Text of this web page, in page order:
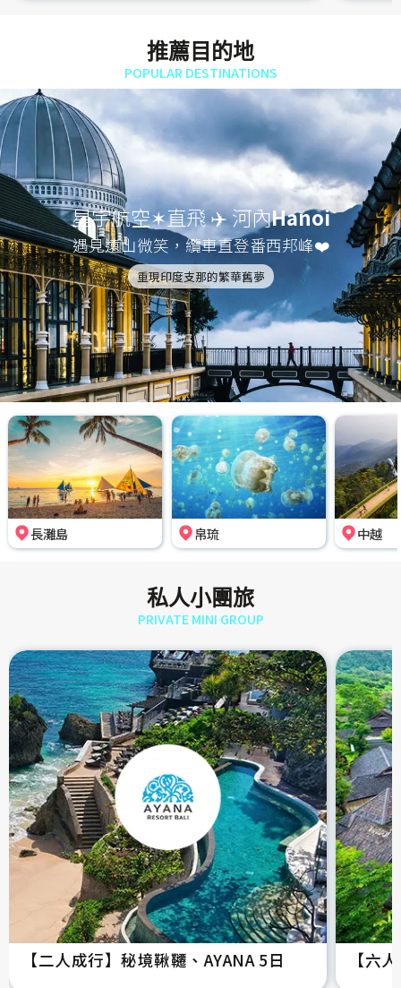
推薦目的地
POPULAR DESTINATIONS
星宇航空✶直飛 ✈️ 河內Hanoi
遇見遠山微笑，纜車直登番西邦峰❤️
重現印度支那的繁華舊夢
長灘島 帛琉 中越
私人小團旅
PRIVATE MINI GROUP
【二人成行】秘境鞦韆、AYANA 5日 【六